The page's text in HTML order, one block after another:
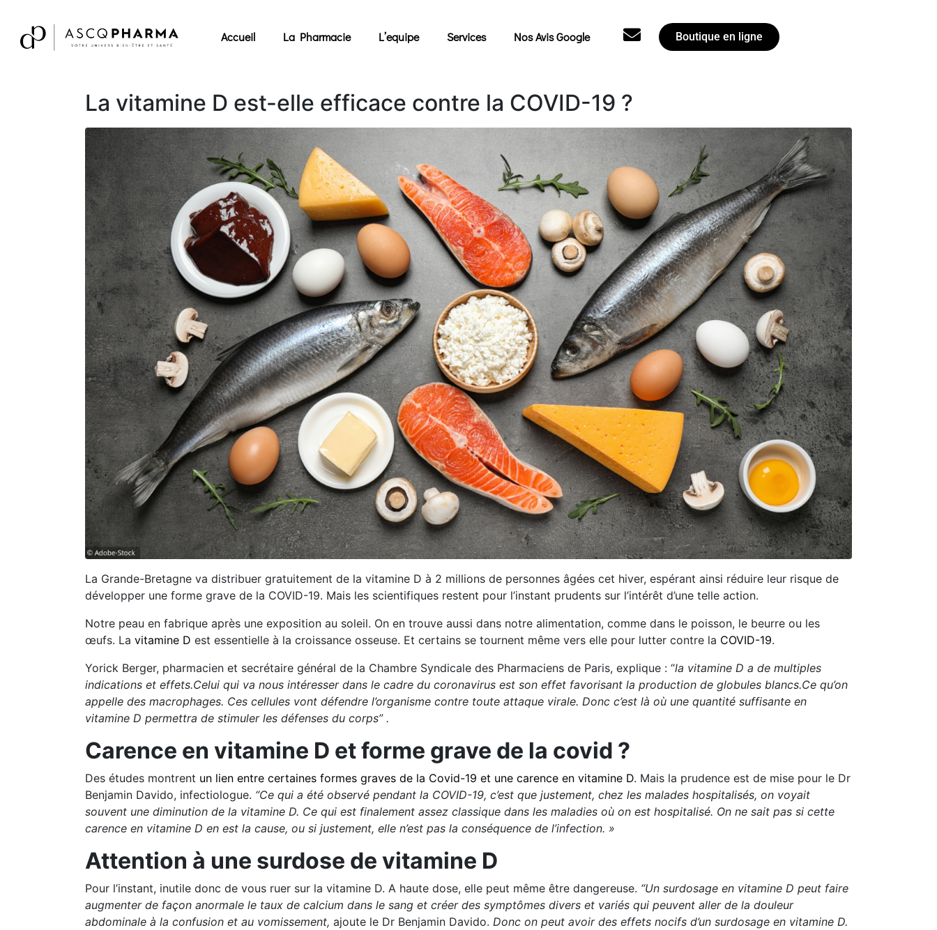
Accueil La Pharmacie L’equipe Services Nos Avis Google Boutique en ligne
La vitamine D est-elle efficace contre la COVID-19 ?
La Grande-Bretagne va distribuer gratuitement de la vitamine D à 2 millions de personnes âgées cet hiver, espérant ainsi réduire leur risque de
développer une forme grave de la COVID-19. Mais les scientifiques restent pour l’instant prudents sur l’intérêt d’une telle action.
Notre peau en fabrique après une exposition au soleil. On en trouve aussi dans notre alimentation, comme dans le poisson, le beurre ou les
œufs. La vitamine D est essentielle à la croissance osseuse. Et certains se tournent même vers elle pour lutter contre la COVID-19.
Yorick Berger, pharmacien et secrétaire général de la Chambre Syndicale des Pharmaciens de Paris, explique : “la vitamine D a de multiples
indications et effets.Celui qui va nous intéresser dans le cadre du coronavirus est son effet favorisant la production de globules blancs.Ce qu’on
appelle des macrophages. Ces cellules vont défendre l’organisme contre toute attaque virale. Donc c’est là où une quantité suffisante en
vitamine D permettra de stimuler les défenses du corps” .
Carence en vitamine D et forme grave de la covid ?
Des études montrent un lien entre certaines formes graves de la Covid-19 et une carence en vitamine D. Mais la prudence est de mise pour le Dr
Benjamin Davido, infectiologue. “Ce qui a été observé pendant la COVID-19, c’est que justement, chez les malades hospitalisés, on voyait
souvent une diminution de la vitamine D. Ce qui est finalement assez classique dans les maladies où on est hospitalisé. On ne sait pas si cette
carence en vitamine D en est la cause, ou si justement, elle n’est pas la conséquence de l’infection. »
Attention à une surdose de vitamine D
Pour l’instant, inutile donc de vous ruer sur la vitamine D. A haute dose, elle peut même être dangereuse. “Un surdosage en vitamine D peut faire
augmenter de façon anormale le taux de calcium dans le sang et créer des symptômes divers et variés qui peuvent aller de la douleur
abdominale à la confusion et au vomissement, ajoute le Dr Benjamin Davido. Donc on peut avoir des effets nocifs d’un surdosage en vitamine D.